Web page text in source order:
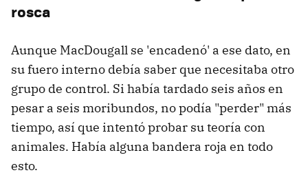
rosca
Aunque MacDougall se 'encadenó' a ese dato, en
su fuero interno debía saber que necesitaba otro
grupo de control. Si había tardado seis años en
pesar a seis moribundos, no podía "perder" más
tiempo, así que intentó probar su teoría con
animales. Había alguna bandera roja en todo
esto.